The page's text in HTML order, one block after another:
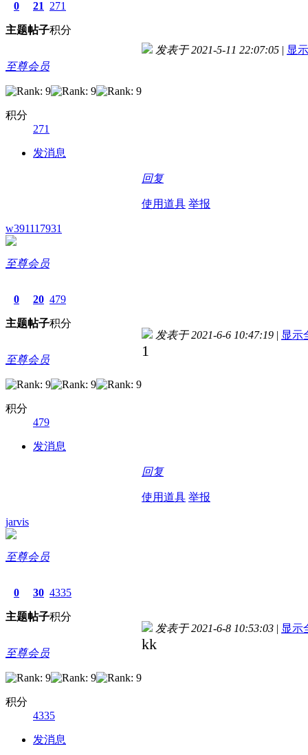
0
主题
21
帖子
271
积分
至尊会员
积分
271
发消息
发表于 2021-5-11 22:07:05 显
回复
使用道具 举报
w391117931
至尊会员
0
主题
20
帖子
479
积分
至尊会员
积分
479
发消息
发表于 2021-6-6 10:47:19 显示
1
回复
使用道具 举报
jarvis
至尊会员
0
主题
30
帖子
4335
积分
至尊会员
积分
4335
发消息
发表于 2021-6-8 10:53:03 显示
kk